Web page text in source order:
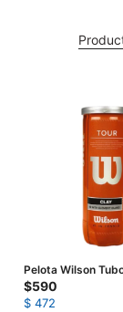
Pelota Wilson
Amarillo
$590
$ 472